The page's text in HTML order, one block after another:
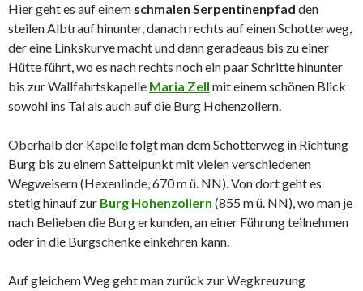
Hier geht es auf einem schmalen Serpentinenpfad den
steilen Albtrauf hinunter, danach rechts auf einen Schotterweg,
der eine Linkskurve macht und dann geradeaus bis zu einer
Hütte führt, wo es nach rechts noch ein paar Schritte hinunter
bis zur Wallfahrtskapelle Maria Zell mit einem schönen Blick
sowohl ins Tal als auch auf die Burg Hohenzollern.
Oberhalb der Kapelle folgt man dem Schotterweg in Richtung
Burg bis zu einem Sattelpunkt mit vielen verschiedenen
Wegweisern (Hexenlinde, 670 m ü. NN). Von dort geht es
stetig hinauf zur Burg Hohenzollern (855 m ü. NN), wo man je
nach Belieben die Burg erkunden, an einer Führung teilnehmen
oder in die Burgschenke einkehren kann.
Auf gleichem Weg geht man zurück zur Wegkreuzung